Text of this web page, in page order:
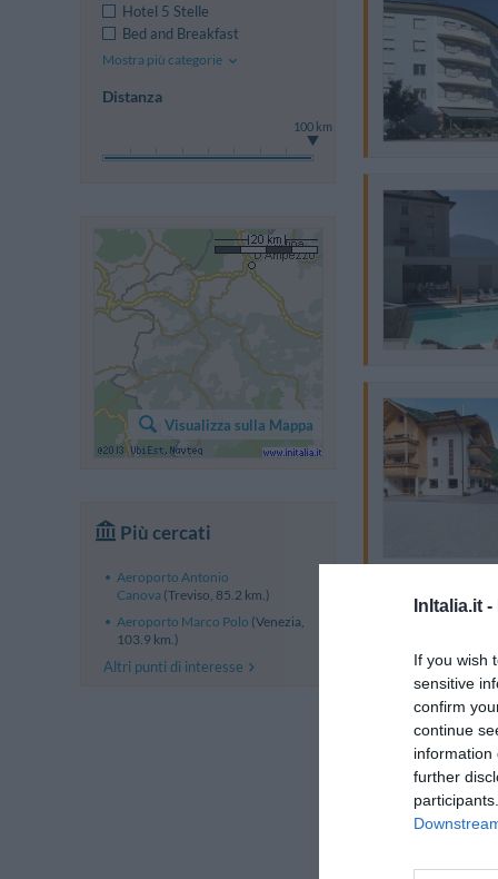
InItalia.it -
If you wish
sensitive
confirm
continue
information
further
Hotel 5 Stelle
Bed and Breakfast
Mostra più categorie
Distanza
100 km
Visualizza sulla Mappa
Più cercati
Aeroporto Antonio
Canova (Treviso, 85.2 km.)
Aeroporto Marco Polo (Venezia,
103.9 km.)
Altri punti di interesse